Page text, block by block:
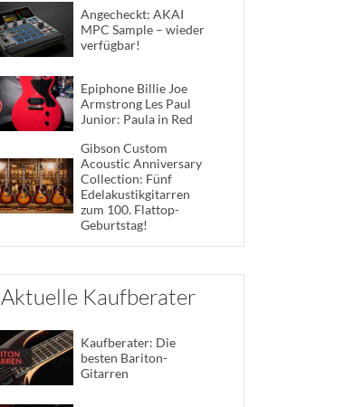
Angecheckt: AKAI
MPC Sample – wieder
verfügbar!
Epiphone Billie Joe
Armstrong Les Paul
Junior: Paula in Red
Gibson Custom
Acoustic Anniversary
Collection: Fünf
Edelakustikgitarren
zum 100. Flattop-
Geburtstag!
Aktuelle Kaufberater
Kaufberater: Die
besten Bariton-
Gitarren